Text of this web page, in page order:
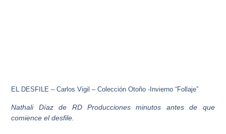
EL DESFILE – Carlos Vigil – Colección Otoño -Invierno “Follaje”
Nathali Díaz de RD Producciones minutos antes de que
comience el desfile.